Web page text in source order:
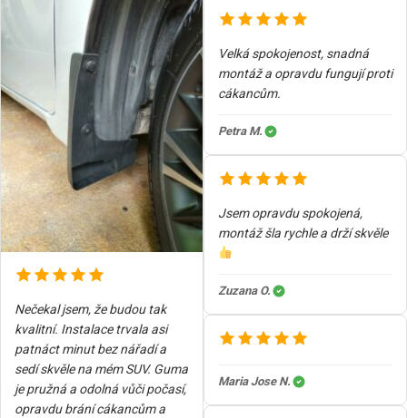
Nečekal jsem, že budou tak
kvalitní. Instalace trvala asi
patnáct minut bez nářadí a
sedí skvěle na mém SUV. Guma
je pružná a odolná vůči počasí,
opravdu brání cákancům a
Velká spokojenost, snadná
montáž a opravdu fungují proti
cákancům.
Petra M.
Jsem opravdu spokojená,
montáž šla rychle a drží skvěle
Zuzana O.
Maria Jose N.